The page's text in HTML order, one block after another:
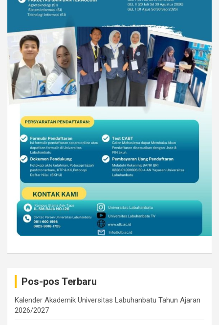
Pos-pos Terbaru
Kalender Akademik Universitas Labuhanbatu Tahun Ajaran
2026/2027